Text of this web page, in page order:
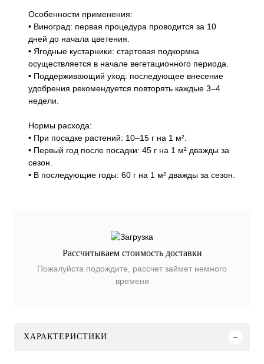
Особенности применения:
• Виноград: первая процедура проводится за 10
дней до начала цветения.
• Ягодные кустарники: стартовая подкормка
осуществляется в начале вегетационного периода.
• Поддерживающий уход: последующее внесение
удобрения рекомендуется повторять каждые 3–4
недели.
Нормы расхода:
• При посадке растений: 10–15 г на 1 м².
• Первый год после посадки: 45 г на 1 м² дважды за
сезон.
• В последующие годы: 60 г на 1 м² дважды за сезон.
Рассчитываем стоимость доставки
Пожалуйста подождите, рассчет займет немного
времени
ХАРАКТЕРИСТИКИ